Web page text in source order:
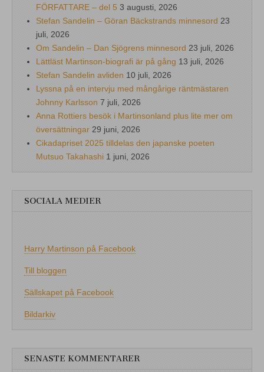
FÖRFATTARE – del 5 3 augusti, 2026
Stefan Sandelin – Göran Bäckstrands minnesord 23
juli, 2026
Om Sandelin – Dan Sjögrens minnesord 23 juli, 2026
Lättläst Martinson-biografi är på gång 13 juli, 2026
Stefan Sandelin avliden 10 juli, 2026
Lyssna på en intervju med mångårige räntmästaren
Johnny Karlsson 7 juli, 2026
Anna Rottiers besök i Martinsonland plus lite mer om
översättningar 29 juni, 2026
Cikadapriset 2025 tilldelas den japanske poeten
Mutsuo Takahashi 1 juni, 2026
SOCIALA MEDIER
Harry Martinson på Facebook
Till bloggen
Sällskapet på Facebook
Bildarkiv
SENASTE KOMMENTARER